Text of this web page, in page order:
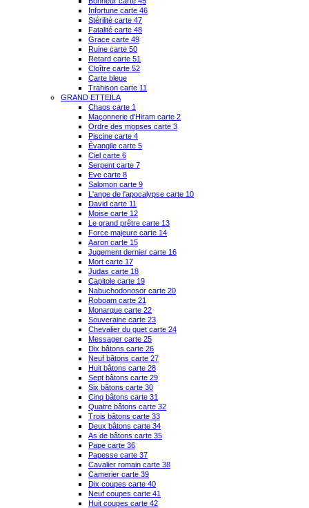
Infortune carte 46
Stérilité carte 47
Fatalité carte 48
Grace carte 49
Ruine carte 50
Retard carte 51
Cloître carte 52
Carte bleue
Trahison carte 11
GRAND ETTEILA
Chaos carte 1
Maçonnerie d'Hiram carte 2
Ordre des mopses carte 3
Piscine carte 4
Évangile carte 5
Ciel carte 6
Serpent carte 7
Eve carte 8
Salomon carte 9
L'ange de l'apocalypse carte 10
David carte 11
Moise carte 12
Le grand prêtre carte 13
Force majeure carte 14
Aaron carte 15
Jugement dernier carte 16
Mort carte 17
Judas carte 18
Capitole carte 19
Nabuchodonosor carte 20
Roboam carte 21
Monarque carte 22
Souveraine carte 23
Chevalier du guet carte 24
Messager carte 25
Dix bâtons carte 26
Neuf bâtons carte 27
Huit bâtons carte 28
Sept bâtons carte 29
Six bâtons carte 30
Cinq bâtons carte 31
Quatre bâtons carte 32
Trois bâtons carte 33
Deux bâtons carte 34
As de bâtons carte 35
Pape carte 36
Papesse carte 37
Cavalier romain carte 38
Camerier carte 39
Dix coupes carte 40
Neuf coupes carte 41
Huit coupes carte 42